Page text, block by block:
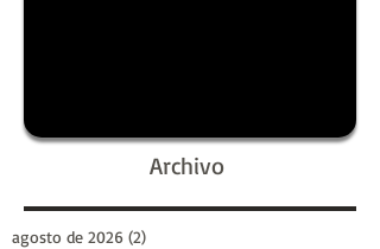
Archivo
agosto de 2026 (2)